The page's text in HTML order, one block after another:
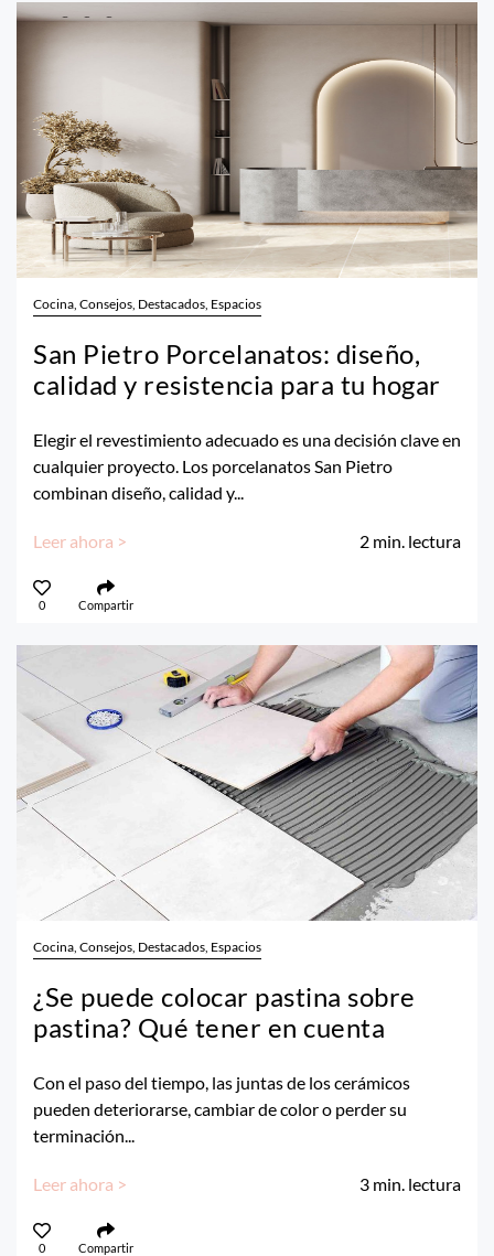
Cocina, Consejos, Destacados, Espacios
San Pietro Porcelanatos: diseño,
calidad y resistencia para tu hogar
Elegir el revestimiento adecuado es una decisión clave en
cualquier proyecto. Los porcelanatos San Pietro
combinan diseño, calidad y...
Leer ahora > 2 min. lectura
0 Compartir
Cocina, Consejos, Destacados, Espacios
¿Se puede colocar pastina sobre
pastina? Qué tener en cuenta
Con el paso del tiempo, las juntas de los cerámicos
pueden deteriorarse, cambiar de color o perder su
terminación...
Leer ahora > 3 min. lectura
0 Compartir